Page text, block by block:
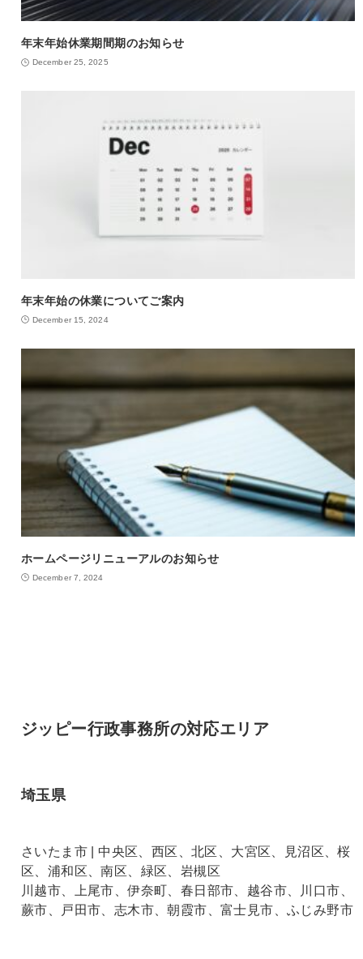
年末年始休業期間期のお知らせ
December 25, 2025
年末年始の休業についてご案内
December 15, 2024
ホームページリニューアルのお知らせ
December 7, 2024
ジッピー行政事務所の対応エリア
埼玉県
さいたま市 | 中央区、西区、北区、大宮区、見沼区、桜
区、浦和区、南区、緑区、岩槻区
川越市、上尾市、伊奈町、春日部市、越谷市、川口市、
蕨市、戸田市、志木市、朝霞市、富士見市、ふじみ野市